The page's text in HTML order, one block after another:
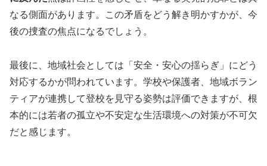
なる側面があります。この矛盾をどう解き明かすかが、今
後の捜査の焦点になるでしょう。
最後に、地域社会としては「安全・安心の揺らぎ」にどう
対応するかが問われています。学校や保護者、地域ボラン
ティアが連携して登校を見守る姿勢は評価できますが、根
本的には若者の孤立や不安定な生活環境への対策が不可欠
だと感じます。